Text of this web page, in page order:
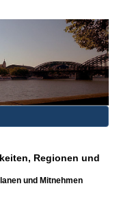
Regionen und
und Mitnehmen